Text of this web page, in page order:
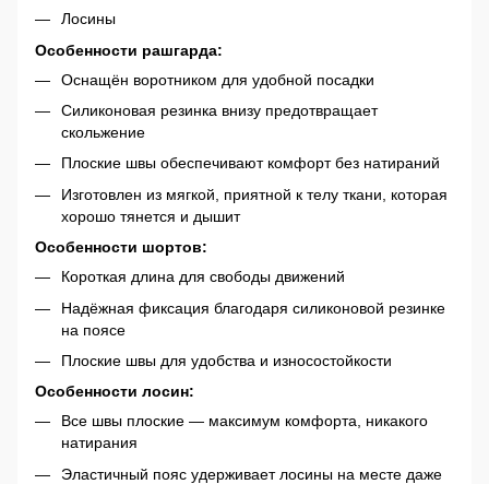
Лосины
Особенности рашгарда:
Оснащён воротником для удобной посадки
Силиконовая резинка внизу предотвращает
скольжение
Плоские швы обеспечивают комфорт без натираний
Изготовлен из мягкой, приятной к телу ткани, которая
хорошо тянется и дышит
Особенности шортов:
Короткая длина для свободы движений
Надёжная фиксация благодаря силиконовой резинке
на поясе
Плоские швы для удобства и износостойкости
Особенности лосин:
Все швы плоские — максимум комфорта, никакого
натирания
Эластичный пояс удерживает лосины на месте даже